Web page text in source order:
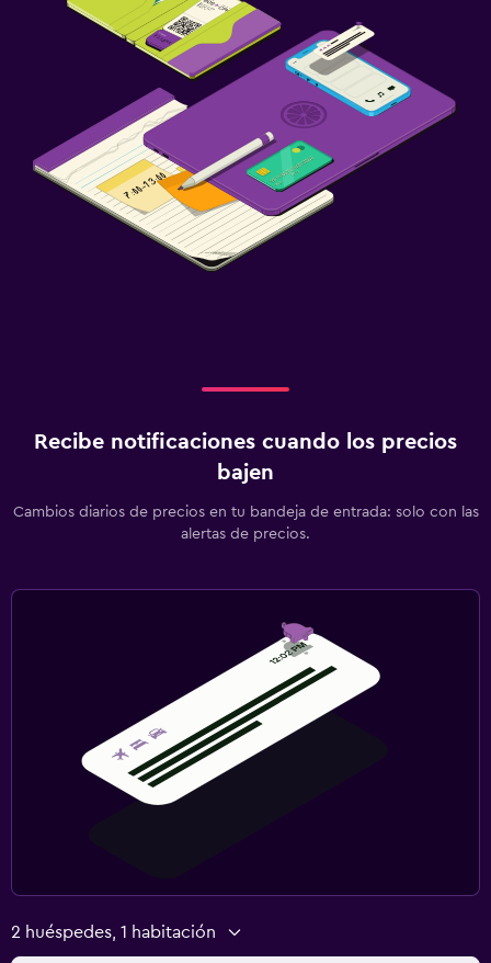
Recibe notificaciones cuando los precios
bajen
Cambios diarios de precios en tu bandeja de entrada: solo con las
alertas de precios.
2 huéspedes, 1 habitación